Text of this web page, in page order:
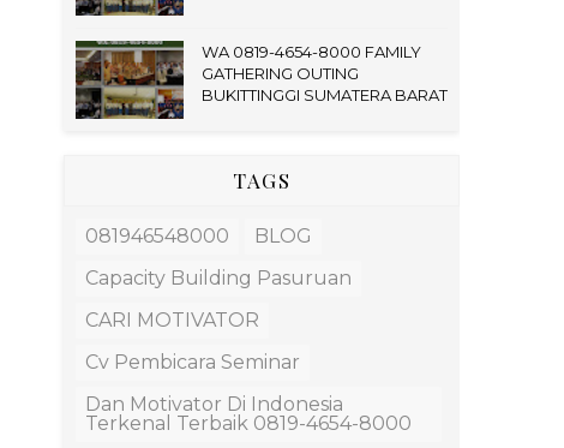
WA 0819-4654-8000 FAMILY
GATHERING OUTING
BUKITTINGGI SUMATERA BARAT
TAGS
081946548000
BLOG
Capacity Building Pasuruan
CARI MOTIVATOR
Cv Pembicara Seminar
Dan Motivator Di Indonesia
Terkenal Terbaik 0819-4654-8000